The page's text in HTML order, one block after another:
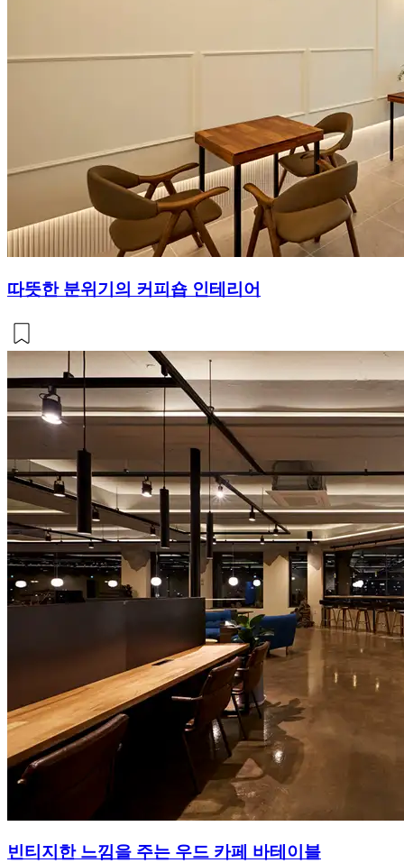
따뜻한 분위기의 커피숍 인테리어
빈티지한 느낌을 주는 우드 카페 바테이블